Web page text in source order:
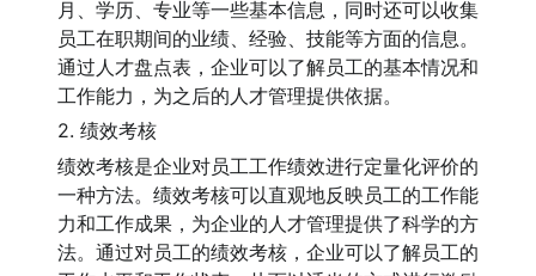
月、学历、专业等一些基本信息，同时还可以收集
员工在职期间的业绩、经验、技能等方面的信息。
通过人才盘点表，企业可以了解员工的基本情况和
工作能力，为之后的人才管理提供依据。
2. 绩效考核
绩效考核是企业对员工工作绩效进行定量化评价的
一种方法。绩效考核可以直观地反映员工的工作能
力和工作成果，为企业的人才管理提供了科学的方
法。通过对员工的绩效考核，企业可以了解员工的